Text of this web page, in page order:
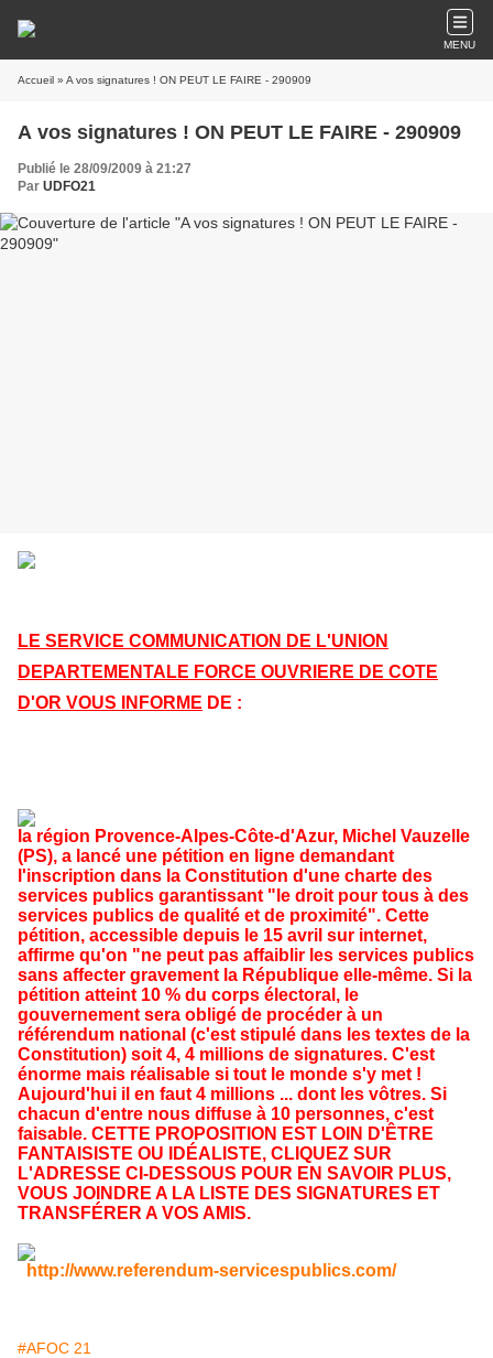
MENU
Accueil » A vos signatures ! ON PEUT LE FAIRE - 290909
A vos signatures ! ON PEUT LE FAIRE - 290909
Publié le 28/09/2009 à 21:27
Par UDFO21
LE SERVICE COMMUNICATION DE L'UNION
DEPARTEMENTALE FORCE OUVRIERE DE COTE
D'OR VOUS INFORME DE :
la région Provence-Alpes-Côte-d'Azur, Michel Vauzelle
(PS), a lancé une pétition en ligne demandant
l'inscription dans la Constitution d'une charte des
services publics garantissant "le droit pour tous à des
services publics de qualité et de proximité". Cette
pétition, accessible depuis le 15 avril sur internet,
affirme qu'on "ne peut pas affaiblir les services publics
sans affecter gravement la République elle-même. Si la
pétition atteint 10 % du corps électoral, le
gouvernement sera obligé de procéder à un
référendum national (c'est stipulé dans les textes de la
Constitution) soit 4, 4 millions de signatures. C'est
énorme mais réalisable si tout le monde s'y met !
Aujourd'hui il en faut 4 millions ... dont les vôtres. Si
chacun d'entre nous diffuse à 10 personnes, c'est
faisable. CETTE PROPOSITION EST LOIN D'ÊTRE
FANTAISISTE OU IDÉALISTE, CLIQUEZ SUR
L'ADRESSE CI-DESSOUS POUR EN SAVOIR PLUS,
VOUS JOINDRE A LA LISTE DES SIGNATURES ET
TRANSFÉRER A VOS AMIS.
http://www.referendum-servicespublics.com/
#AFOC 21